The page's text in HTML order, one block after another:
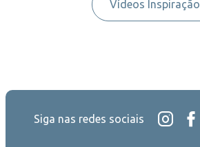
Vídeos Inspiração
Siga nas redes sociais